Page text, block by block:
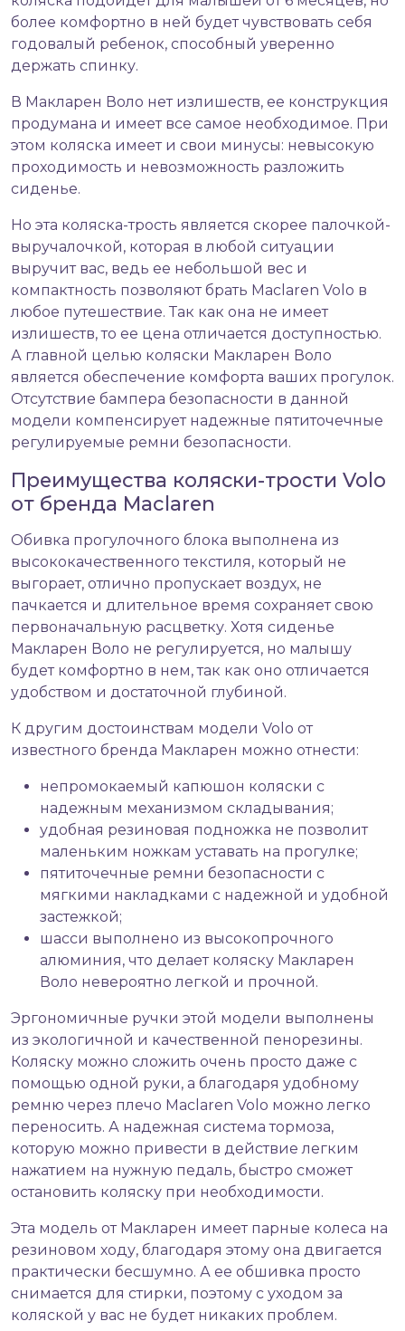
более комфортно в ней будет чувствовать себя
годовалый ребенок, способный уверенно
держать спинку.
В Макларен Воло нет излишеств, ее конструкция
продумана и имеет все самое необходимое. При
этом коляска имеет и свои минусы: невысокую
проходимость и невозможность разложить
сиденье.
Но эта коляска-трость является скорее палочкой-
выручалочкой, которая в любой ситуации
выручит вас, ведь ее небольшой вес и
компактность позволяют брать Maclaren Volo в
любое путешествие. Так как она не имеет
излишеств, то ее цена отличается доступностью.
А главной целью коляски Макларен Воло
является обеспечение комфорта ваших прогулок.
Отсутствие бампера безопасности в данной
модели компенсирует надежные пятиточечные
регулируемые ремни безопасности.
Преимущества коляски-трости Volo
от бренда Maclaren
Обивка прогулочного блока выполнена из
высококачественного текстиля, который не
выгорает, отлично пропускает воздух, не
пачкается и длительное время сохраняет свою
первоначальную расцветку. Хотя сиденье
Макларен Воло не регулируется, но малышу
будет комфортно в нем, так как оно отличается
удобством и достаточной глубиной.
К другим достоинствам модели Volo от
известного бренда Макларен можно отнести:
непромокаемый капюшон коляски с
надежным механизмом складывания;
удобная резиновая подножка не позволит
маленьким ножкам уставать на прогулке;
пятиточечные ремни безопасности с
мягкими накладками с надежной и удобной
застежкой;
шасси выполнено из высокопрочного
алюминия, что делает коляску Макларен
Воло невероятно легкой и прочной.
Эргономичные ручки этой модели выполнены
из экологичной и качественной пенорезины.
Коляску можно сложить очень просто даже с
помощью одной руки, а благодаря удобному
ремню через плечо Maclaren Volo можно легко
переносить. А надежная система тормоза,
которую можно привести в действие легким
нажатием на нужную педаль, быстро сможет
остановить коляску при необходимости.
Эта модель от Макларен имеет парные колеса на
резиновом ходу, благодаря этому она двигается
практически бесшумно. А ее обшивка просто
снимается для стирки, поэтому с уходом за
коляской у вас не будет никаких проблем.